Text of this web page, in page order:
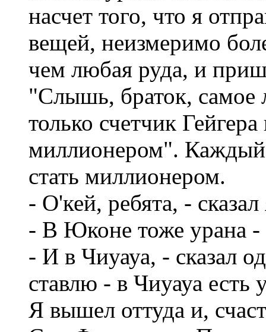
насчет того, что я
вещей, неизмеримо
чем любая руда, и
"Слышь, браток, самое
только счетчик
миллионером". Каждый
стать миллионером.
- О'кей, ребята, -
- В Юконе тоже урана -
- И в Чиуауа, - сказал
ставлю - в Чиуауа есть
Я вышел оттуда и,